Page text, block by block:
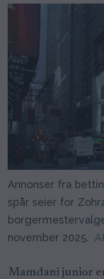
Annonser fra
spår seier for
november 2025.
Mamdani junior